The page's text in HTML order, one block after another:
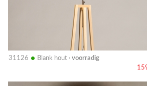
31126 • Blank hout · voorradig